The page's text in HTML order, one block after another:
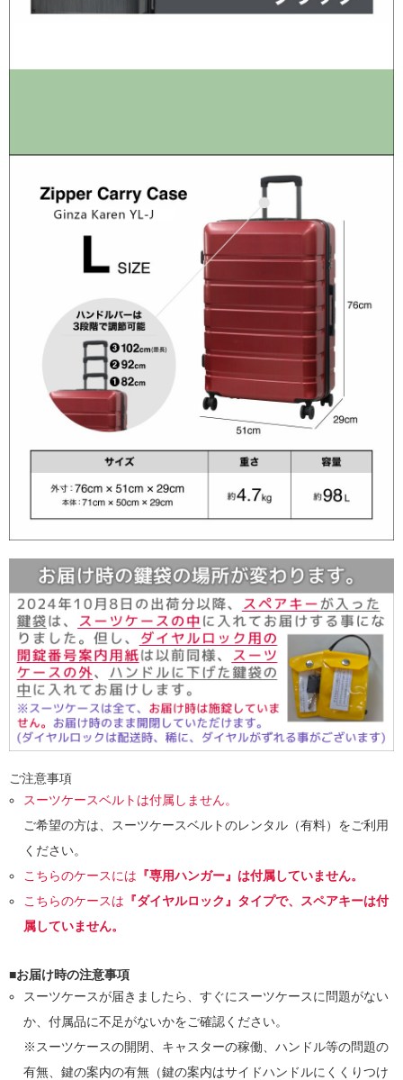
ご注意事項
スーツケースベルトは付属しません。
ご希望の方は、スーツケースベルトのレンタル（有料）をご利用
ください。
こちらのケースには 『専用ハンガー』は付属していません。
こちらのケースは 『ダイヤルロック』タイプで、スペアキーは付
属していません。
■お届け時の注意事項
スーツケースが届きましたら、すぐにスーツケースに問題がない
か、付属品に不足がないかをご確認ください。
※スーツケースの開閉、キャスターの稼働、ハンドル等の問題の
有無、鍵の案内の有無（鍵の案内はサイドハンドルにくくりつけ